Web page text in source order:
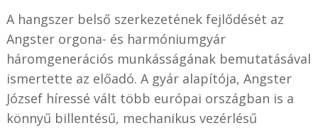
A hangszer belső szerkezetének fejlődését az
Angster orgona- és harmóniumgyár
háromgenerációs munkásságának bemutatásával
ismertette az előadó. A gyár alapítója, Angster
József híressé vált több európai országban is a
könnyű billentésű, mechanikus vezérlésű